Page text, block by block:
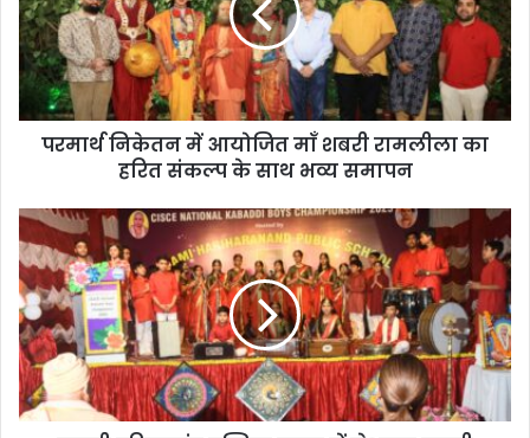
परमार्थ निकेतन में आयोजित माँ शबरी रामलीला का
हरित संकल्प के साथ भव्य समापन